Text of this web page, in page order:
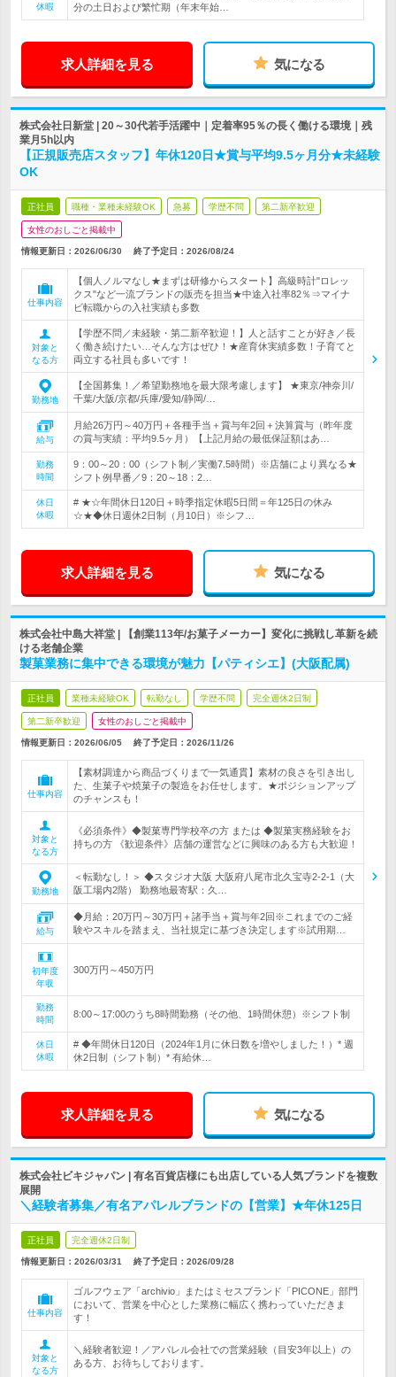
休暇
分の土日および繁忙期（年末年始…
求人詳細を見る 気になる
株式会社日新堂 | 20～30代若手活躍中｜定着率95％の長く働ける環境｜残
業月5h以内
【正規販売店スタッフ】年休120日★賞与平均9.5ヶ月分★未経験
OK
正社員 職種・業種未経験OK 急募 学歴不問 第二新卒歓迎
女性のおしごと掲載中
情報更新日：2026/06/30 終了予定日： 2026/08/24
仕事内容
【個人ノルマなし★まずは研修からスタート】高級時計"ロレッ
クス"など一流ブランドの販売を担当★中途入社率82％⇒マイナ
ビ転職からの入社実績も多数
対象と
なる方
【学歴不問／未経験・第二新卒歓迎！】人と話すことが好き／長
く働き続けたい…そんな方はぜひ！★産育休実績多数！子育てと
両立する社員も多いです！
勤務地
【全国募集！／希望勤務地を最大限考慮します】 ★東京/神奈川/
千葉/大阪/京都/兵庫/愛知/静岡/…
給与
月給26万円～40万円＋各種手当＋賞与年2回＋決算賞与（昨年度
の賞与実績：平均9.5ヶ月）【上記月給の最低保証額はあ…
勤務
時間
9：00～20：00（シフト制／実働7.5時間）※店舗により異なる★
シフト例早番／9：20～18：2…
休日
休暇
# ★☆年間休日120日＋時季指定休暇5日間＝年125日の休み
☆★◆休日週休2日制（月10日）※シフ…
求人詳細を見る 気になる
株式会社中島大祥堂 | 【創業113年/お菓子メーカー】変化に挑戦し革新を続
ける老舗企業
製菓業務に集中できる環境が魅力【パティシエ】(大阪配属)
正社員 業種未経験OK 転勤なし 学歴不問 完全週休2日制
第二新卒歓迎 女性のおしごと掲載中
情報更新日：2026/06/05 終了予定日： 2026/11/26
仕事内容
【素材調達から商品づくりまで一気通貫】素材の良さを引き出し
た、生菓子や焼菓子の製造をお任せします。★ポジションアップ
のチャンスも！
対象と
なる方
《必須条件》◆製菓専門学校卒の方 または ◆製菓実務経験をお
持ちの方 《歓迎条件》店舗の運営などに興味のある方も大歓迎！
勤務地
＜転勤なし！＞ ◆スタジオ大阪 大阪府八尾市北久宝寺2-2-1（大
阪工場内2階） 勤務地最寄駅：久…
給与
◆月給：20万円～30万円＋諸手当＋賞与年2回※これまでのご経
験やスキルを踏まえ、当社規定に基づき決定します※試用期…
初年度
年収
300万円～450万円
勤務
時間
8:00～17:00のうち8時間勤務（その他、1時間休憩）※シフト制
休日
休暇
# ◆年間休日120日（2024年1月に休日数を増やしました！）* 週
休2日制（シフト制）* 有給休…
求人詳細を見る 気になる
株式会社ビキジャパン | 有名百貨店様にも出店している人気ブランドを複数
展開
＼経験者募集／有名アパレルブランドの【営業】★年休125日
正社員 完全週休2日制
情報更新日：2026/03/31 終了予定日： 2026/09/28
仕事内容
ゴルフウェア「archivio」またはミセスブランド「PICONE」部門
において、営業を中心とした業務に幅広く携わっていただきま
す！
対象と
なる方
＼経験者歓迎！／アパレル会社での営業経験（目安3年以上）の
ある方、お待ちしております。